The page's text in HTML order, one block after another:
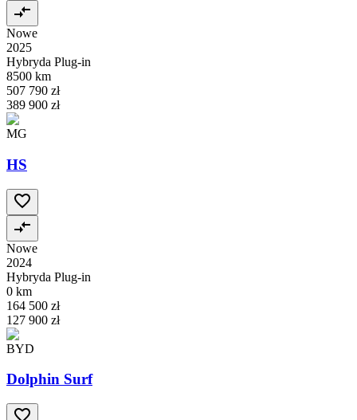
Nowe
2025
Hybryda Plug-in
8500 km
507 790 zł
389 900 zł
MG
HS
Nowe
2024
Hybryda Plug-in
0 km
164 500 zł
127 900 zł
BYD
Dolphin Surf